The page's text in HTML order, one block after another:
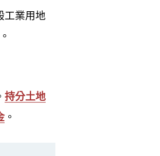
工業用地
持分土地
。